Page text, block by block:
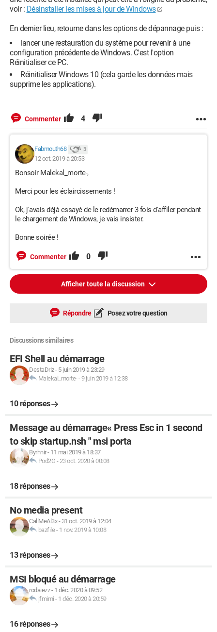
voir : Désinstaller les mises à jour de Windows
En dernier lieu, retourne dans les options de dépannage puis :
lancer une restauration du système pour revenir à une
configuration précédente de Windows. C'est l'option
Réinitialiser ce PC.
Réinitialiser Windows 10 (cela garde les données mais
supprime les applications).
Commenter 4
Fabmouth68 3
12 oct. 2019 à 20:53
Bonsoir Malekal_morte-,
Merci pour les éclaircissements !
Ok, j'avais déjà essayé de le redémarrer 3 fois d'affiler pendant
le chargement de Windows, je vais insister.
Bonne soirée !
Commenter 0
Afficher toute la discussion
Répondre Posez votre question
Discussions similaires
EFI Shell au démarrage
DestaDriz- 5 juin 2019 à 23:29
Malekal_morte--9 juin 2019 à 12:38
10 réponses
Message au démarrage« Press Esc in 1 second
to skip startup.nsh " msi porta
Byrhnir- 11 mai 2019 à 18:37
Pod2G -23 oct. 2020 à 00:08
18 réponses
No media present
CallMeAl3x- 31 oct. 2019 à 12:04
bazfile- 1 nov. 2019 à 10:08
13 réponses
MSI bloqué au démarrage
rodaiezz- 1 déc. 2020 à 09:52
jfmimi - 1 déc. 2020 à 20:59
16 réponses